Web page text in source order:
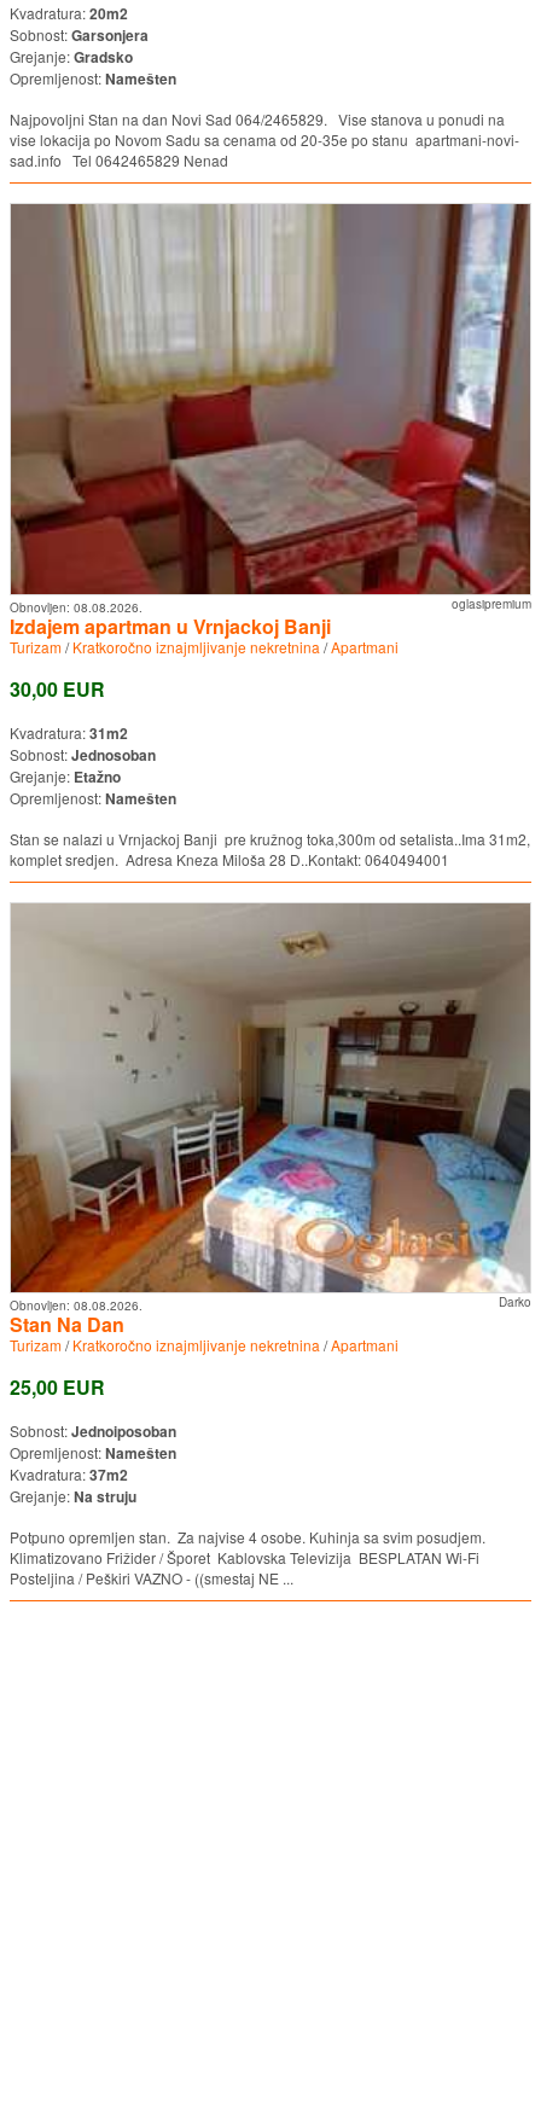
Kvadratura:20m2
Sobnost:Garsonjera
Grejanje:Gradsko
Opremljenost:Namešten
Najpovoljni Stan na dan Novi Sad 064/2465829. Vise stanova u ponudi na
vise lokacija po Novom Sadu sa cenama od 20-35e po stanu apartmani-novi-
sad.info Tel 0642465829 Nenad
oglasipremium
Obnovljen: 08.08.2026.
Izdajem apartman u Vrnjackoj Banji
Turizam/Kratkoročno iznajmljivanje nekretnina /Apartmani
30,00 EUR
Kvadratura:31m2
Sobnost:Jednosoban
Grejanje: Etažno
Opremljenost:Namešten
Stan se nalazi u Vrnjackoj Banji pre kružnog toka,300m od setalista..Ima 31m2,
komplet sredjen. Adresa Kneza Miloša 28 D..Kontakt: 0640494001
Darko
Obnovljen: 08.08.2026.
Stan Na Dan
Turizam/Kratkoročno iznajmljivanje nekretnina /Apartmani
25,00 EUR
Sobnost:Jednoiposoban
Opremljenost:Namešten
Kvadratura:37m2
Grejanje:Na struju
Potpuno opremljen stan. Za najvise 4 osobe. Kuhinja sa svim posudjem.
Klimatizovano Frižider / Šporet Kablovska Televizija BESPLATAN Wi-Fi
Posteljina / Peškiri VAZNO - ((smestaj NE ...